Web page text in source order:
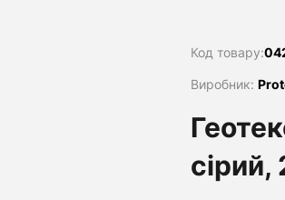
Код товару:
Виробник: